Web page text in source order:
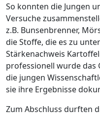
So konnten die Jungen
Versuche
z.B. Bunsenbrenner,
die Stoffe, die es zu
Stärkenachweis
professionell wurde das
die jungen
sie ihre Ergebnisse
Zum Abschluss durften